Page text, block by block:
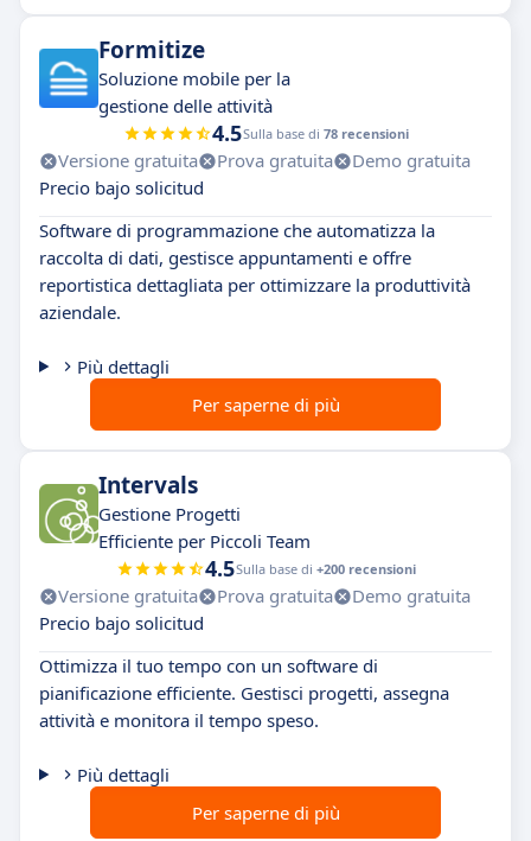
Formitize
Soluzione mobile per la
gestione delle attività
4.5Sulla base di 78 recensioni
Versione gratuita Prova gratuita
Demo gratuita
Precio bajo solicitud
Software di programmazione che automatizza la
raccolta di dati, gestisce appuntamenti e offre
reportistica dettagliata per ottimizzare la produttività
aziendale.
Più dettagli
Per saperne di più
Intervals
Gestione Progetti
Efficiente per Piccoli Team
4.5Sulla base di +200 recensioni
Versione gratuita Prova gratuita
Demo gratuita
Precio bajo solicitud
Ottimizza il tuo tempo con un software di
pianificazione efficiente. Gestisci progetti, assegna
attività e monitora il tempo speso.
Più dettagli
Per saperne di più